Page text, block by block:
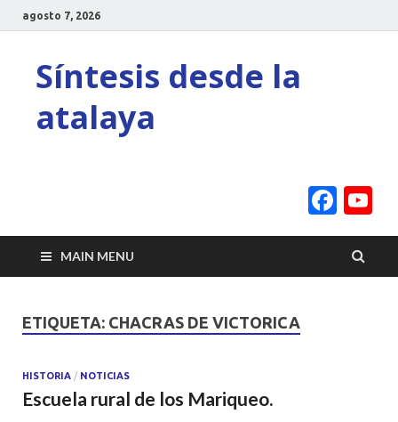
agosto 7, 2026
Síntesis desde la
atalaya
MAIN MENU
ETIQUETA: CHACRAS DE VICTORICA
HISTORIA / NOTICIAS
Escuela rural de los Mariqueo.